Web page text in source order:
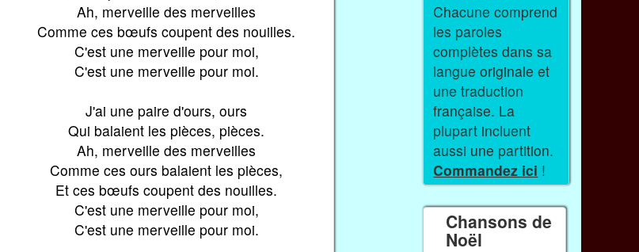
Ah, merveille des merveilles
Comme ces bœufs coupent des nouilles.
C'est une merveille pour moi,
C'est une merveille pour moi.
J'ai une paire d'ours, ours
Qui balaient les pièces, pièces.
Ah, merveille des merveilles
Comme ces ours balaient les pièces,
Et ces bœufs coupent des nouilles.
C'est une merveille pour moi,
C'est une merveille pour moi.
Chacune comprend
les paroles
complètes dans sa
langue originale et
une traduction
française. La
plupart incluent
aussi une partition.
Commandez ici !
Chansons de
Noël